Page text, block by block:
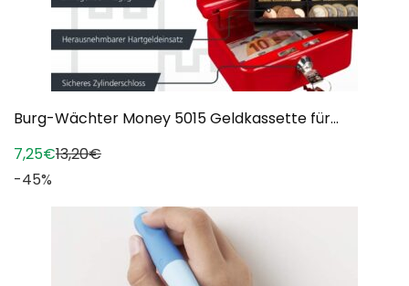
Burg-Wächter Money 5015 Geldkassette für...
7,25€13,20€
-45%